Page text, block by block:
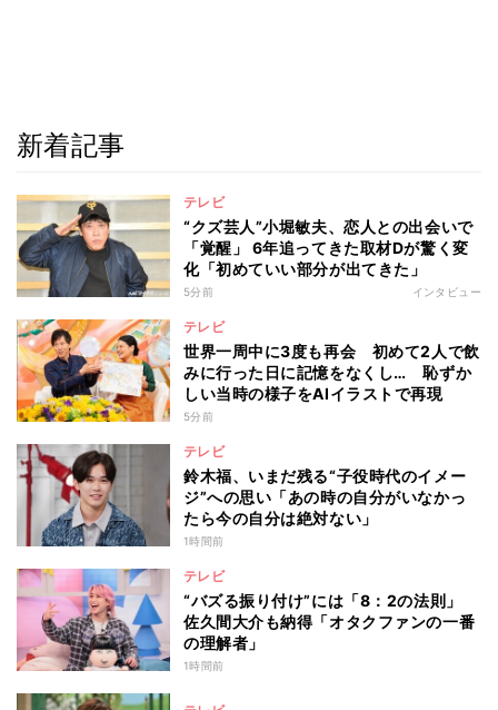
新着記事
テレビ
“クズ芸人”小堀敏夫、恋人との出会いで
「覚醒」 6年追ってきた取材Dが驚く変
化「初めていい部分が出てきた」
5分前 インタビュー
テレビ
世界一周中に3度も再会 初めて2人で飲
みに行った日に記憶をなくし… 恥ずか
しい当時の様子をAIイラストで再現
5分前
テレビ
鈴木福、いまだ残る“子役時代のイメー
ジ”への思い「あの時の自分がいなかっ
たら今の自分は絶対ない」
1時間前
テレビ
“バズる振り付け”には「8：2の法則」
佐久間大介も納得「オタクファンの一番
の理解者」
1時間前